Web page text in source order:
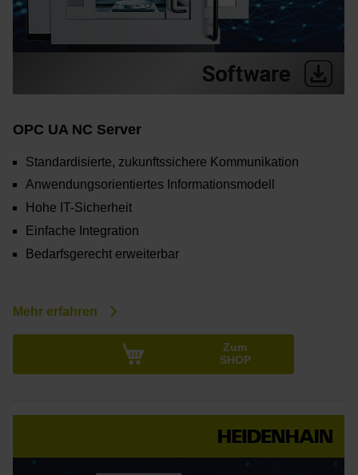
OPC UA NC Server
Standardisierte, zukunftssichere Kommunikation
Anwendungsorientiertes Informationsmodell
Hohe IT-Sicherheit
Einfache Integration
Bedarfsgerecht erweiterbar
Mehr erfahren
Zum
SHOP